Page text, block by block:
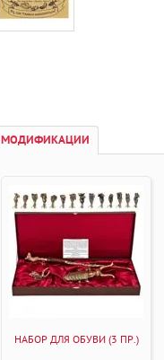
МОДИФИКАЦИИ
НАБОР ДЛЯ ОБУВИ (3 ПР.)